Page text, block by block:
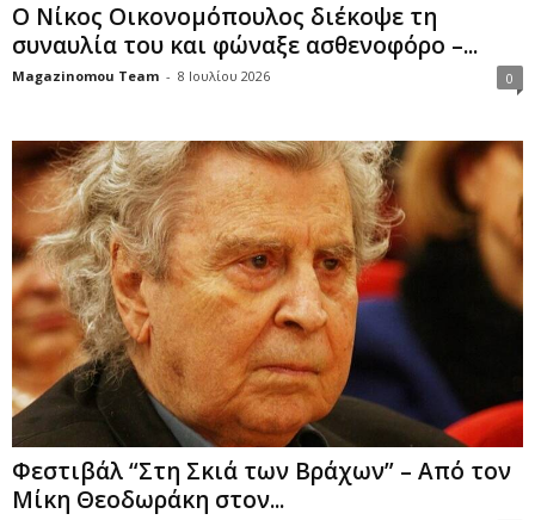
Ο Νίκος Οικονομόπουλος διέκοψε τη
συναυλία του και φώναξε ασθενοφόρο –...
Magazinomou Team - 8 Ιουλίου 2026 0
Φεστιβάλ “Στη Σκιά των Βράχων” – Από τον
Μίκη Θεοδωράκη στον...